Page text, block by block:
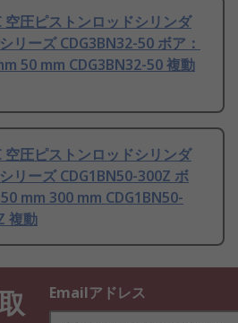
空圧ピストンロッドシリンダ
リーズ CDG3BN32-50 ボア：
50 mm CDG3BN32-50 複動
空圧ピストンロッドシリンダ
リーズ CDG1BN50-300Z ボ
mm 300 mm CDG1BN50-
複動
Emailアドレス